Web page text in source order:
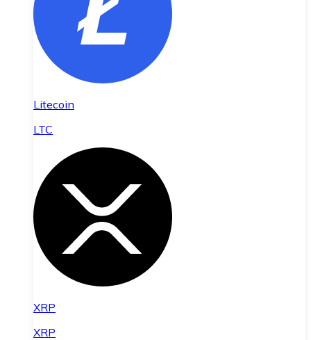
Litecoin
LTC
XRP
XRP